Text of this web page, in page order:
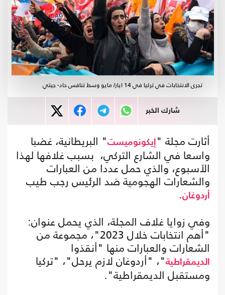
تجرى الانتخابات في تركيا في 14 ايار/ مايو وسط تنافس حاد- جيتي
شارك الخبر
أثارت مجلة " إيكونوميست" البريطانية، غضبا
واسعا في الشارع التركي، بسبب غلافها لهذا
الأسبوع، والذي حمل عددا من العبارات
والشعارات الهجومية ضد الرئيس رجب طيب
أردوغان.
وفي زوايا غلاف المجلة، الذي يحمل عنوان:
"أهم انتخابات خلال 2023"، مجموعة من
الشعارات والعبارات منها "أنقذوا
الديمقراطية"، "أردوغان لازم يرحل"، "تركيا
ومستقبل الديمقراطية".